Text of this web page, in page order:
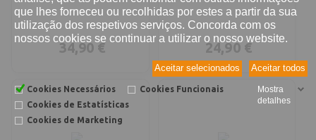
que lhes forneceu ou recolhidas por estes a partir da sua
utilização dos respetivos serviços. Concorda com os
nossos cookies se continuar a utilizar o nosso website.
Aceitar todos
Aceitar selecionados
Cookies Necessários
Cookies Funcionais
Cookies de Estatísticas
Cookies de Marketing
Mostra
detalhes
34,90 € 24,90 €